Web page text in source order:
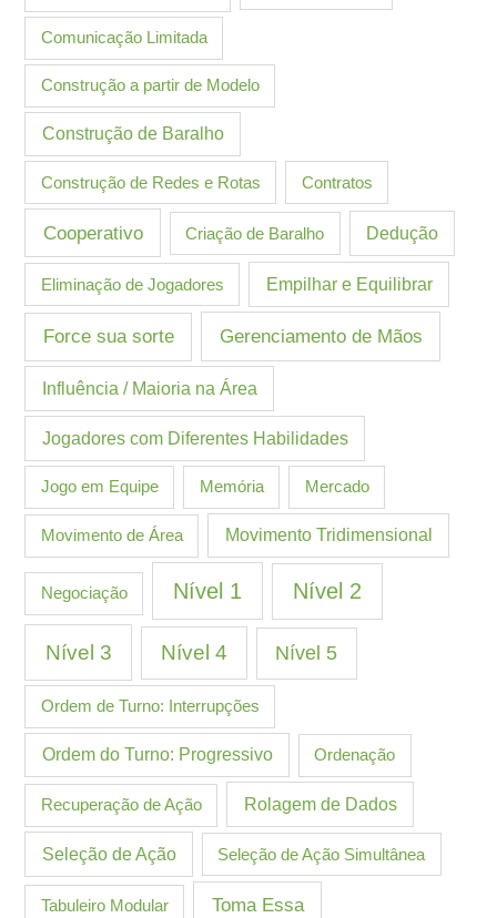
Comunicação Limitada
Construção a partir de Modelo
Construção de Baralho
Construção de Redes e Rotas Contratos
Cooperativo Criação de Baralho Dedução
Eliminação de Jogadores Empilhar e Equilibrar
Force sua sorte Gerenciamento de Mãos
Influência / Maioria na Área
Jogadores com Diferentes Habilidades
Jogo em Equipe Memória Mercado
Movimento de Área Movimento Tridimensional
Negociação Nível 1 Nível 2
Nível 3 Nível 4 Nível 5
Ordem de Turno: Interrupções
Ordem do Turno: Progressivo Ordenação
Recuperação de Ação Rolagem de Dados
Seleção de Ação Seleção de Ação Simultânea
Tabuleiro Modular Toma Essa